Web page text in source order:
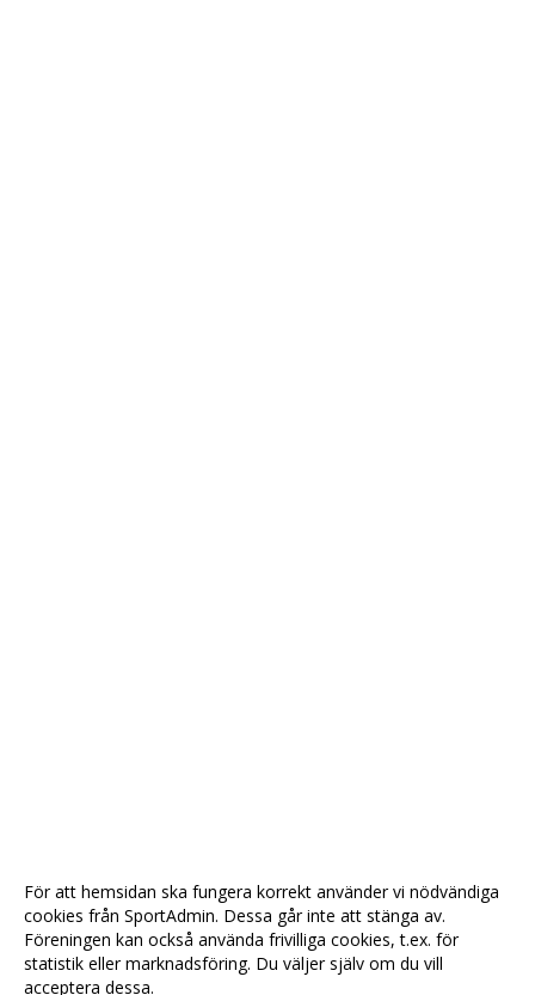
För att hemsidan ska fungera korrekt använder vi nödvändiga
cookies från SportAdmin. Dessa går inte att stänga av.
Föreningen kan också använda frivilliga cookies, t.ex. för
statistik eller marknadsföring. Du väljer själv om du vill
acceptera dessa.